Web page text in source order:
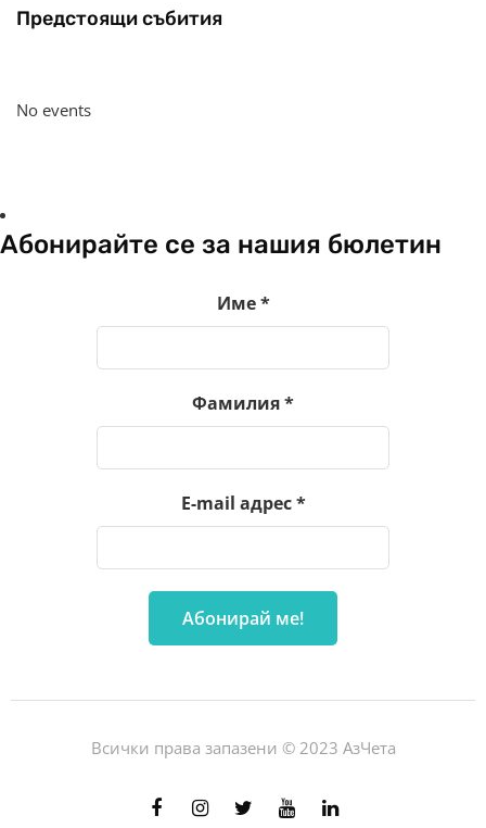
Предстоящи събития
No events
Абонирайте се за нашия бюлетин
Име*
Фамилия*
E-mail адрес*
Всички права запазени © 2023 АзЧета